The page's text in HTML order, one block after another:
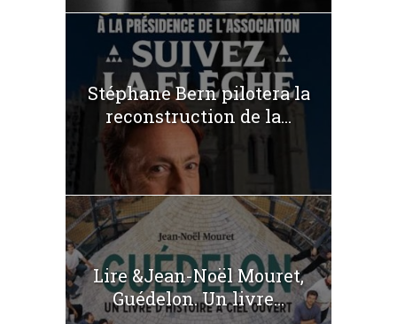
Stéphane Bern pilotera la
reconstruction de la...
Lire &Jean-Noël Mouret,
Guédelon. Un livre...